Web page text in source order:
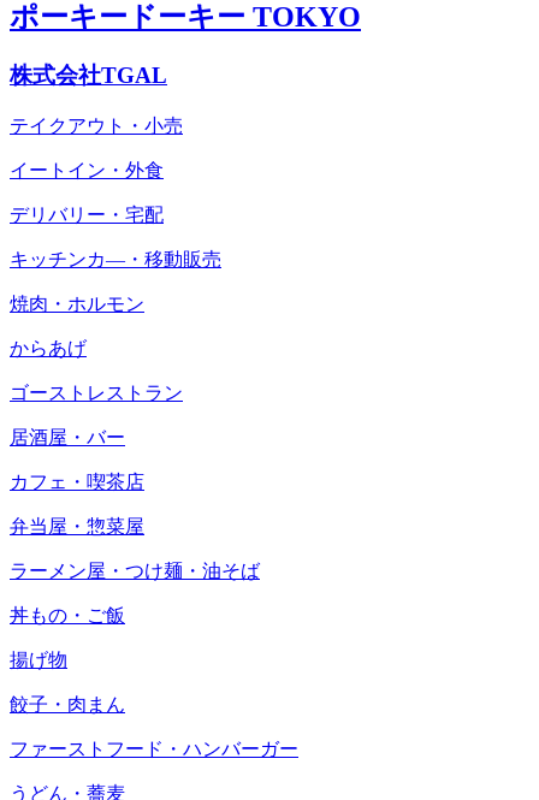
ポーキードーキー TOKYO
株式会社TGAL
テイクアウト・小売
イートイン・外食
デリバリー・宅配
キッチンカ―・移動販売
焼肉・ホルモン
からあげ
ゴーストレストラン
居酒屋・バー
カフェ・喫茶店
弁当屋・惣菜屋
ラーメン屋・つけ麺・油そば
丼もの・ご飯
揚げ物
餃子・肉まん
ファーストフード・ハンバーガー
うどん・蕎麦